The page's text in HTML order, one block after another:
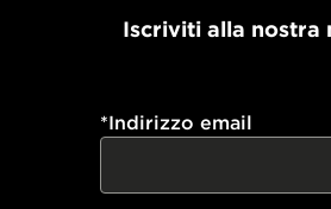
Iscriviti alla nostra
*Indirizzo email